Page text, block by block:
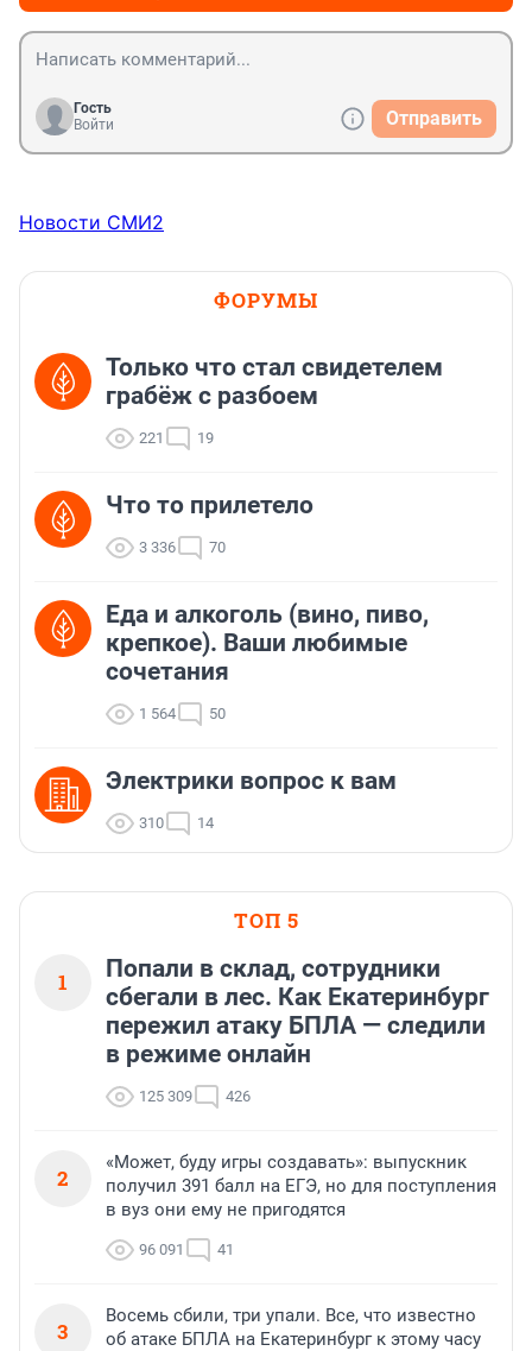
Гость
Войти
Отправить
Новости СМИ2
ФОРУМЫ
Только что стал свидетелем
грабёж с разбоем
221 19
Что то прилетело
3 336 70
Еда и алкоголь (вино, пиво,
крепкое). Ваши любимые
сочетания
1 564 50
Электрики вопрос к вам
310 14
ТОП 5
1
Попали в склад, сотрудники
сбегали в лес. Как Екатеринбург
пережил атаку БПЛА — следили
в режиме онлайн
125 309 426
2
«Может, буду игры создавать»: выпускник
получил 391 балл на ЕГЭ, но для поступления
в вуз они ему не пригодятся
96 091 41
3
Восемь сбили, три упали. Все, что известно
об атаке БПЛА на Екатеринбург к этому часу